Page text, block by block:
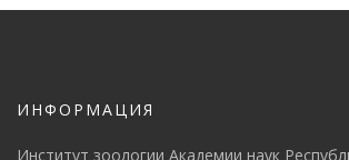
ИНФОРМАЦИЯ
Институт зоологии Академии наук